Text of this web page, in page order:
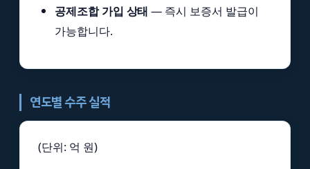
공제조합 가입 상태 — 즉시 보증서 발급이
가능합니다.
연도별 수주 실적
(단위: 억 원)